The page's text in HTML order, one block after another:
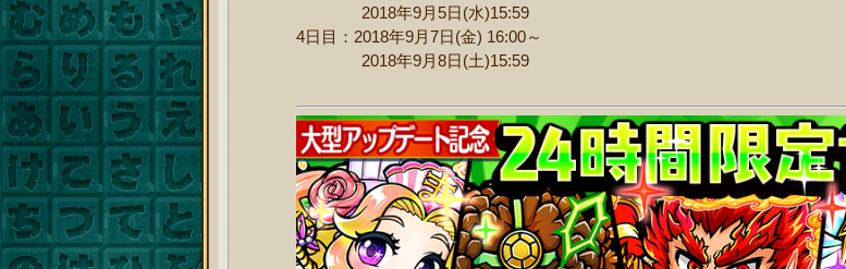
2018年9月5日(水)15:59
4日目 ：2018年9月7日(金) 16:00～
2018年9月8日(土)15:59